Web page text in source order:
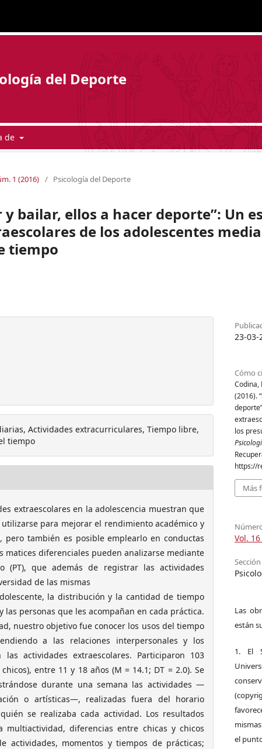
del Deporte
de
1 (2016) / Psicología del Deporte
y bailar, ellos a hacer deporte”: Un
de los adolescentes
tiempo
Actividades extracurriculares, Tiempo libre,
tiempo
extraescolares en la adolescencia muestran que
para mejorar el rendimiento académico y
pero también es posible emplearlo en conductas
matices diferenciales pueden analizarse mediante
(PT), que además de registrar las actividades
de las mismas
la distribución y la cantidad de tiempo
personas que les acompañan en cada práctica.
nuestro objetivo fue conocer los usos del tiempo
a las relaciones interpersonales y los
actividades extraescolares. Participaron 103
entre 11 y 18 años (M = 14.1; DT = 2.0). Se
durante una semana las actividades —
o artísticas—, realizadas fuera del horario
se realizaba cada actividad. Los resultados
multiactividad, diferencias entre chicas y chicos
actividades, momentos y tiempos de prácticas;
23-03-
Cómo
Codina,
(2016).
los
https://
Más
Vol.
Sección
Las
están
1. El
el